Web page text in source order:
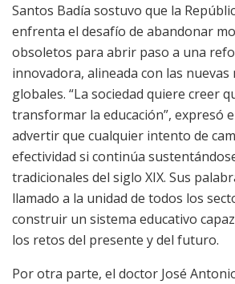
Santos Badía sostuvo que la
enfrenta el desafío de abandonar
obsoletos para abrir paso a una
innovadora, alineada con las nuevas
globales. “La sociedad quiere creer
transformar la educación”, expresó
advertir que cualquier intento de
efectividad si continúa
tradicionales del siglo XIX. Sus
llamado a la unidad de todos los
construir un sistema educativo
los retos del presente y del futuro.
Por otra parte, el doctor José